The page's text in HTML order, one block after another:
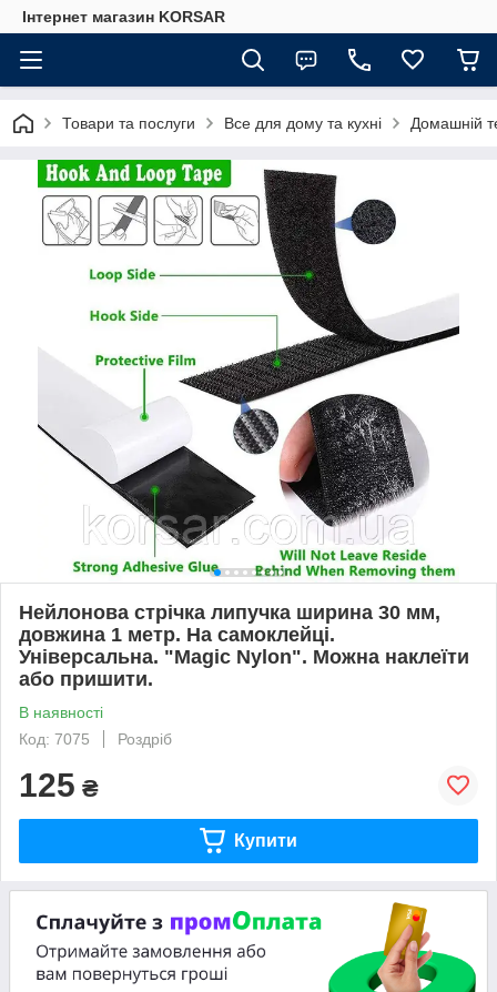
Iнтернет магазин KORSAR
Товари та послуги Все для дому та кухні Домашній
Нейлонова стрічка липучка ширина 30 мм,
довжина 1 метр. На самоклейці.
Універсальна. "Magic Nylon". Можна наклеїти
або пришити.
В наявності
Код: 7075
Роздріб
125 ₴
Купити